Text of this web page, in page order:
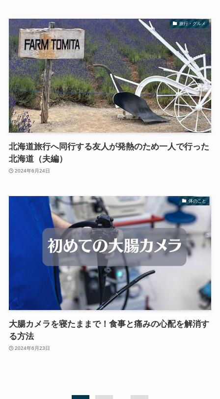
旅行・グルメ
北海道旅行へ同行する友人が発熱のため一人で行った
北海道（夫編）
2024年6月24日
体のこと
大腸カメラを寝たままで！食事と痛みの心配を解消す
る方法
2024年6月23日